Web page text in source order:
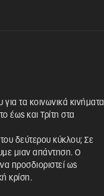
τα κοινωνικά κινήματα
έως και Τρίτη στα
δεύτερου κύκλου; Σε
μιαν απάντηση. Ο
προσδιοριστεί ως
κρίση.